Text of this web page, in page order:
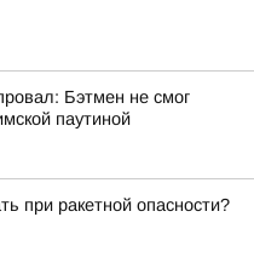
Бэтмен не смог
паутиной
при ракетной опасности?